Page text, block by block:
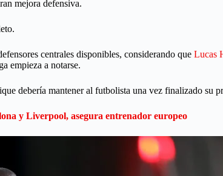
mejora defensiva.
centrales disponibles, considerando que Lucas
empieza a notarse.
debería mantener al futbolista una vez finalizado su
y Liverpool, asegura entrenador europeo